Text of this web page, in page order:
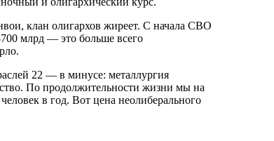
клан олигархов жиреет. С начала СВО
млрд — это больше всего
22 — в минусе: металлургия
По продолжительности жизни мы на
в год. Вот цена неолиберального